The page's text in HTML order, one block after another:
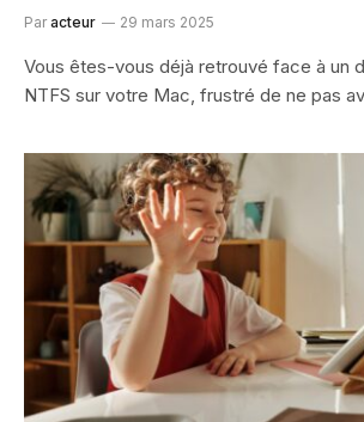
Par acteur 29 mars 2025
Vous êtes-vous déjà retrouvé face à un
NTFS sur votre Mac, frustré de ne pas